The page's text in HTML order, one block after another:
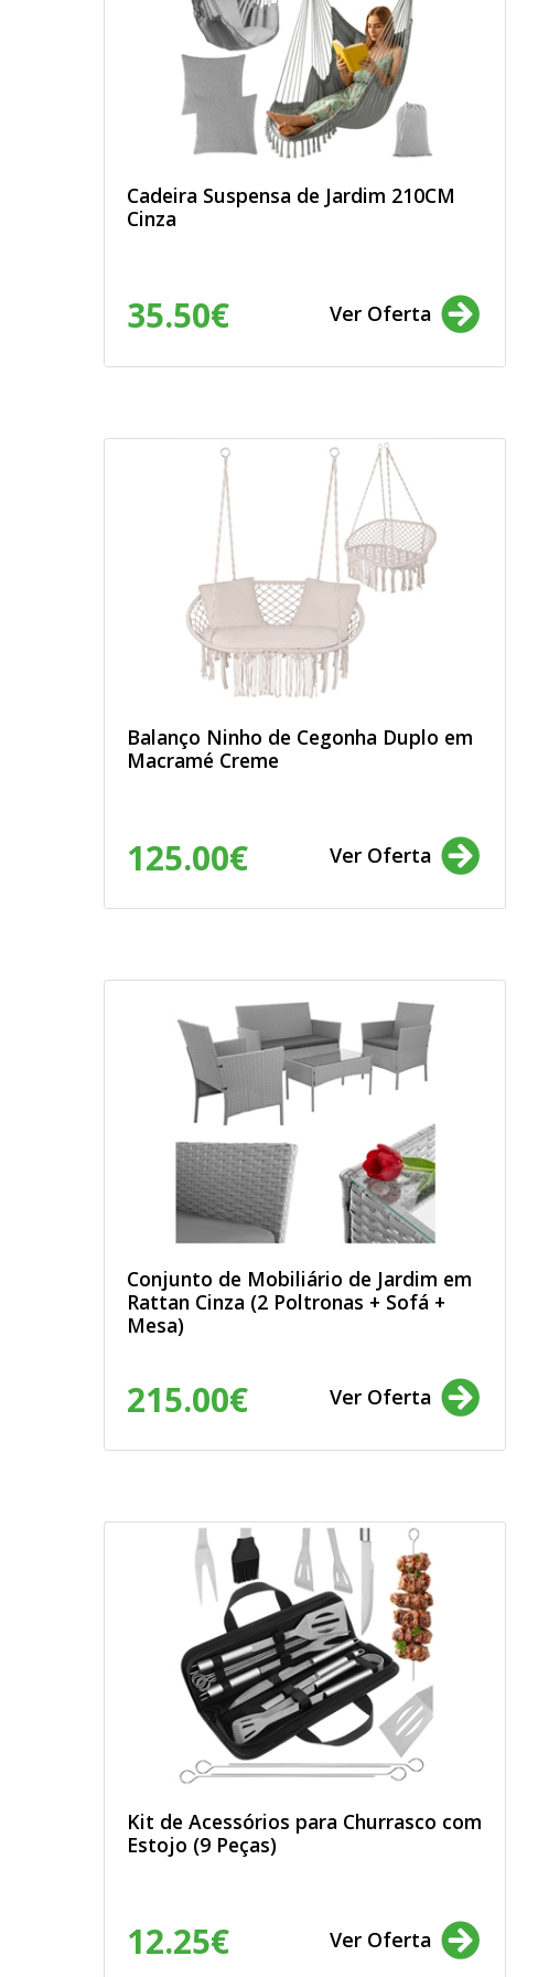
Cadeira Suspensa de Jardim 210CM
Cinza
35.50€ Ver Oferta
Balanço Ninho de Cegonha Duplo em
Macramé Creme
125.00€ Ver Oferta
Conjunto de Mobiliário de Jardim em
Rattan Cinza (2 Poltronas + Sofá +
Mesa)
215.00€ Ver Oferta
Kit de Acessórios para Churrasco com
Estojo (9 Peças)
12.25€ Ver Oferta